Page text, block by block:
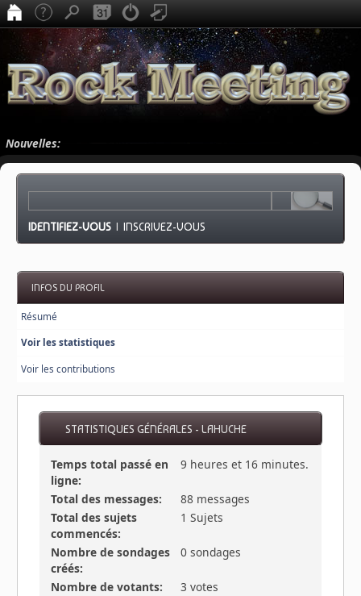
Nouvelles:
IDENTIFIEZ-VOUS |INSCRIVEZ-VOUS
INFOS DU PROFIL
Résumé
Voir les statistiques
Voir les contributions
STATISTIQUES GÉNÉRALES - LAHUCHE
Temps total passé en
ligne:
9 heures et 16 minutes.
Total des messages:
88 messages
Total des sujets
commencés:
1 Sujets
Nombre de sondages
créés:
0 sondages
Nombre de votants: 3 votes